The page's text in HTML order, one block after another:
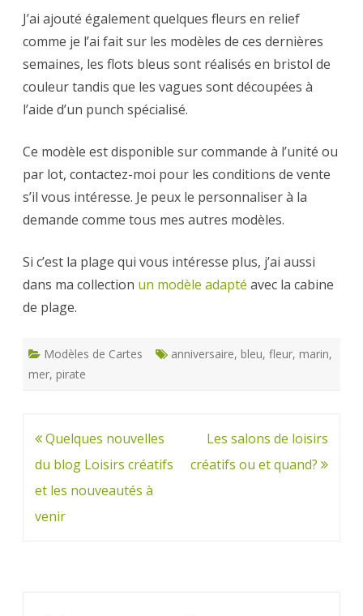
J’ai ajouté également quelques fleurs en relief
comme je l’ai fait sur les modèles de ces dernières
semaines, les flots bleus sont réalisés en bristol de
couleur tandis que les vagues sont découpées à
l’aide d’un punch spécialisé.
Ce modèle est disponible sur commande à l’unité ou
par lot, contactez-moi pour les conditions de vente
s’il vous intéresse. Je peux le personnaliser à la
demande comme tous mes autres modèles.
Si c’est la plage qui vous intéresse plus, j’ai aussi
dans ma collection un modèle adapté avec la cabine
de plage.
Modèles de Cartes anniversaire, bleu, fleur, marin,
mer, pirate
Navigation
de
l’article
Quelques nouvelles
du blog Loisirs créatifs
et les nouveautés à
venir
Les salons de loisirs
créatifs ou et quand?